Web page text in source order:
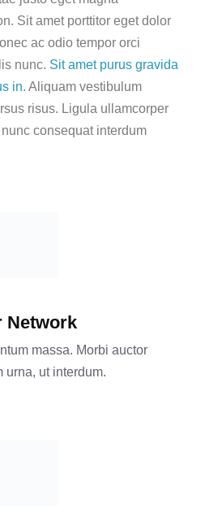
Sit amet porttitor eget dolor
ac odio tempor orci
nunc. Sit amet purus gravida
in. Aliquam vestibulum
risus. Ligula ullamcorper
consequat interdum
Network
massa. Morbi auctor
urna, ut interdum.